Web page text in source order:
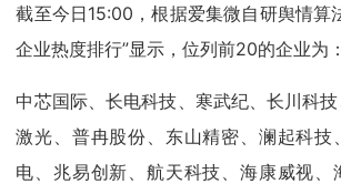
截至今日15:00，根据爱集微自研舆情算
企业热度排行”显示，位列前20的企业为：
中芯国际、长电科技、寒武纪、长川科
激光、普冉股份、东山精密、澜起科技
电、兆易创新、航天科技、海康威视、